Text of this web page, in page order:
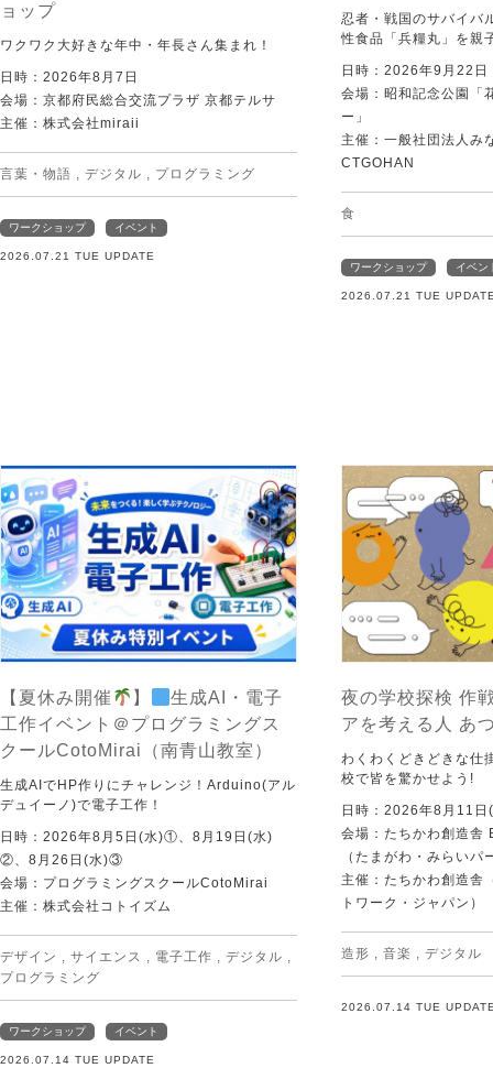
ョップ
ワクワク大好きな年中・年長さん集まれ！
日時：2026年8月7日
会場：京都府民総合交流プラザ 京都テルサ
主催：株式会社miraii
言葉・物語 , デジタル , プログラミング
ワークショップ イベント
2026.07.21 TUE UPDATE
忍者・戦国のサバイバ
性食品「兵糧丸」を親
日時：2026年9月22日
会場：昭和記念公園「
ー」
主催：一般社団法人み
CTGOHAN
食
ワークショップ イベン
2026.07.21 TUE
【夏休み開催 】
生成AI・電子
工作イベント＠プログラミングス
クールCotoMirai（南青山教室）
生成AIでHP作りにチャレンジ！Arduino(アル
デュイーノ)で電子工作！
日時：2026年8月5日(水)①、8月19日(水)
②、8月26日(水)③
会場：プログラミングスクールCotoMirai
主催：株式会社コトイズム
デザイン , サイエンス , 電子工作 , デジタル ,
プログラミング
ワークショップ イベント
2026.07.14 TUE UPDATE
夜の学校探検 作
アを考える人 あ
わくわくどきどきな仕
校で皆を驚かせよう!
日時：2026年8月11日
会場：たちかわ創造舎
（たまがわ・みらいパ
主催：たちかわ創造舎
トワーク・ジャパン）
造形 , 音楽 , デジタル
2026.07.14 TUE